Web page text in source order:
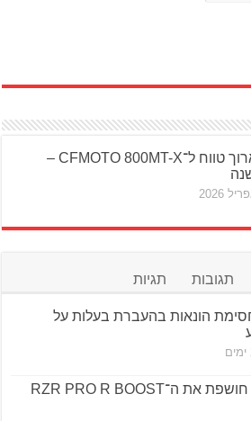
מבחן ארוך טווח ל־CFMOTO 800MT-X –
תגובות תגיות
הונאות בהעברת בעלות על
פולריס חושפת את ה־RZR PRO R BOOST